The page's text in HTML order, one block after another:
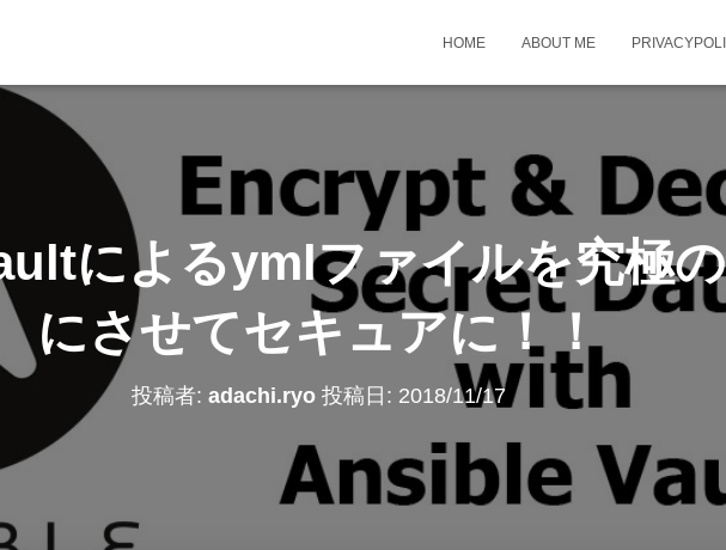
HOME ABOUT ME
によるymlファイルを究極
にさせてセキュアに！！
投稿者: adachi.ryo投稿日: 2018/11/17